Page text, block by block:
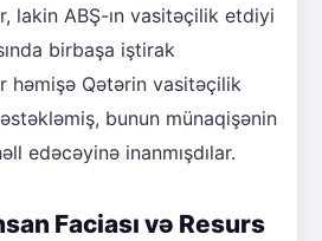
lakin ABŞ-ın vasitəçilik etdiyi
birbaşa iştirak
həmişə Qətərin vasitəçilik
bunun münaqişənin
edəcəyinə inanmışdılar.
Faciası və Resurs